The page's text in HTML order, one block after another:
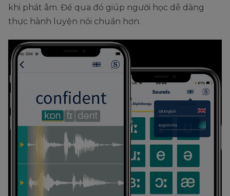
khi phát âm. Để qua đó giúp người học dễ dàng
thực hành luyện nói chuẩn hơn.